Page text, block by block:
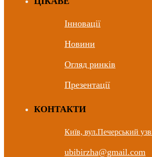
Інновації
Новини
Огляд ринків
Презентації
КОНТАКТИ
Київ, вул.Печерський
ubibirzha@gmail.com